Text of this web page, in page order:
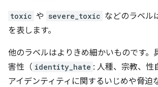
toxic や severe_toxic などのラベル
を表します。
他のラベルはよりきめ細かいものです。
害性（ identity_hate : 人種、宗教、性
アイデンティティに関するいじめや脅迫